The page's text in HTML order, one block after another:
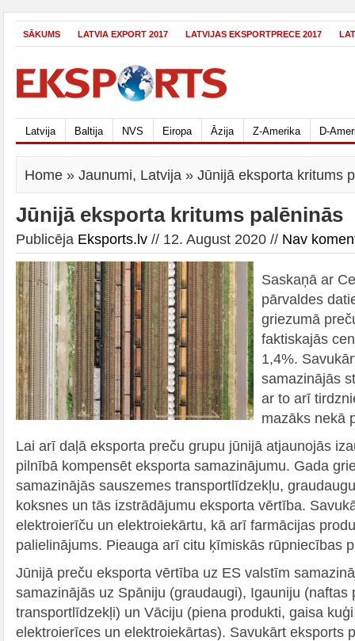
SĀKUMS LATVIA EXPORT 2017 LATVIJAS EKSPORTPRECE 2017
Latvija Baltija NVS Eiropa Āzija Z-Amerika D-
Home » Jaunumi, Latvija » Jūnijā eksporta kritums
Jūnijā eksporta kritums palēninās
Publicēja Eksports.lv // 12. August 2020 // Nav
Saskaņā ar
pārvaldes
griezumā
faktiskajās
1,4%.
samazinājās
ar to arī
mazāks nekā
Lai arī daļā eksporta preču grupu jūnijā atjaunojās
pilnībā kompensēt eksporta samazinājumu. Gada
samazinājās sauszemes transportlīdzekļu,
koksnes un tās izstrādājumu eksporta vērtība.
elektroierīču un elektroiekārtu, kā arī farmācijas
palielinājums. Pieauga arī citu ķīmiskās rūpniecības
Jūnijā preču eksporta vērtība uz ES valstīm
samazinājās uz Spāniju (graudaugi), Igauniju (naftas
transportlīdzekļi) un Vāciju (piena produkti, gaisa
elektroierīces un elektroiekārtas). Savukārt eksports